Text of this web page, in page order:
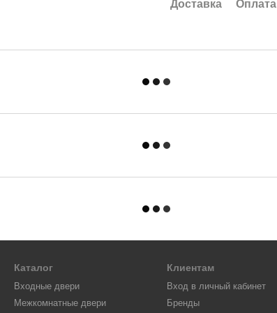
Доставка
Оплата
Каталог
Входные двери
Межкомнатные двери
Клиентам
Вход в личный кабинет
Бренды